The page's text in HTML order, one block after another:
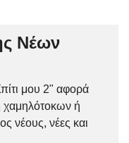
Νέων
μου 2" αφορά
χαμηλότοκων ή
νέους, νέες και